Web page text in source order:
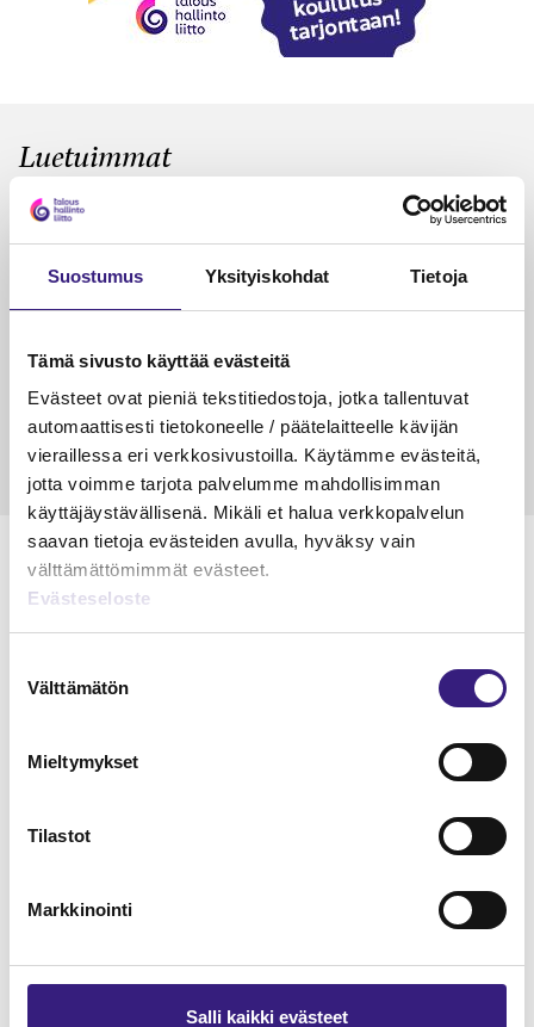
Suostumus Yksityiskohdat Tietoja
Tämä sivusto käyttää evästeitä
Evästeet ovat pieniä tekstitiedostoja, jotka tallentuvat
automaattisesti tietokoneelle / päätelaitteelle kävijän
vieraillessa eri verkkosivustoilla. Käytämme evästeitä,
jotta voimme tarjota palvelumme mahdollisimman
käyttäjäystävällisenä. Mikäli et halua verkkopalvelun
saavan tietoja evästeiden avulla, hyväksy vain
välttämättömimmät evästeet.
Evästeseloste
valinta
Välttämätön
Mieltymykset
Tilastot
Markkinointi
Salli kaikki evästeet
Luetuimmat
VEROTUS
Kulu­veloitukset arvon­lisä­
verotuksessa – omien kulujen
veloitus, kulujen edelleen­
Petri Salomaa
15.5.2023
10 min
Lue Tilisanomien
TILAA TÄSTÄ